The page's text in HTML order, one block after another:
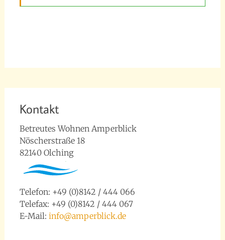
Kontakt
Betreutes Wohnen Amperblick
Nöscherstraße 18
82140 Olching
Telefon: +49 (0)8142 / 444 066
Telefax: +49 (0)8142 / 444 067
E-Mail: info@amperblick.de